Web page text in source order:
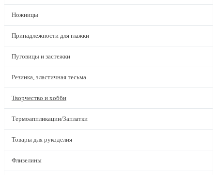
Ножницы
Принадлежности для глажки
Пуговицы и застежки
Резинка, эластичная тесьма
Творчество и хобби
Термоаппликации/Заплатки
Товары для рукоделия
Флизелины